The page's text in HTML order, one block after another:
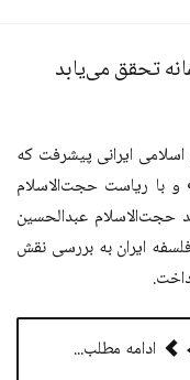
تحقق می‌یابد
ایرانی پیشرفت که
و با ریاست حجت‌الاسلام
حجت‌الاسلام عبدالحسین
ایران به بررسی نقش
.
ادامه مطلب...